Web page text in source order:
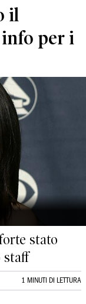
il
per i
stato
staff
1 MINUTI DI LETTURA